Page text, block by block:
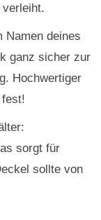
verleiht.
Namen deines
ganz sicher zur
Hochwertiger
sorgt für
sollte von